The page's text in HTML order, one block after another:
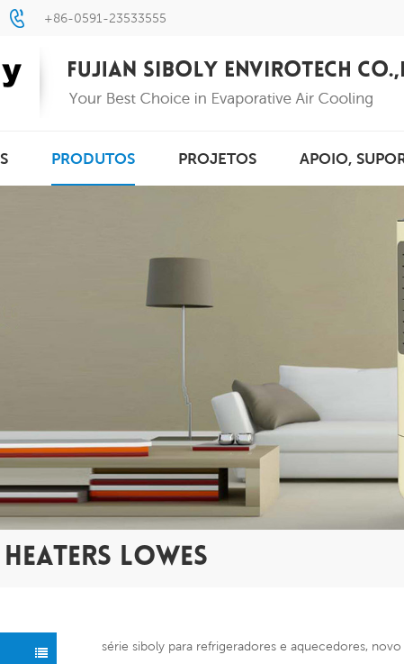
+86-0591-23533555
PRODUTOS PROJETOS APOIO,
LOWES
série siboly para refrigeradores e aquecedores,